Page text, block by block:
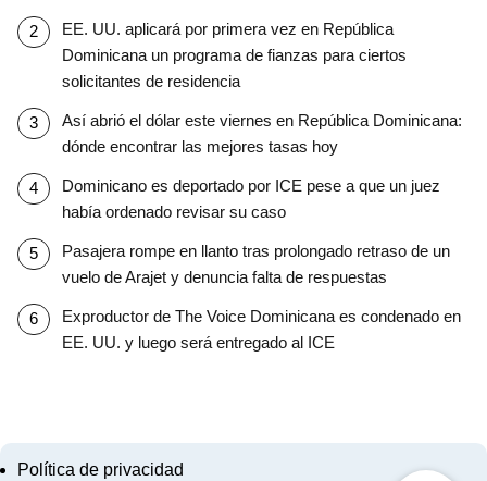
EE. UU. aplicará por primera vez en República
Dominicana un programa de fianzas para ciertos
solicitantes de residencia
Así abrió el dólar este viernes en República Dominicana:
dónde encontrar las mejores tasas hoy
Dominicano es deportado por ICE pese a que un juez
había ordenado revisar su caso
Pasajera rompe en llanto tras prolongado retraso de un
vuelo de Arajet y denuncia falta de respuestas
Exproductor de The Voice Dominicana es condenado en
EE. UU. y luego será entregado al ICE
Política de privacidad